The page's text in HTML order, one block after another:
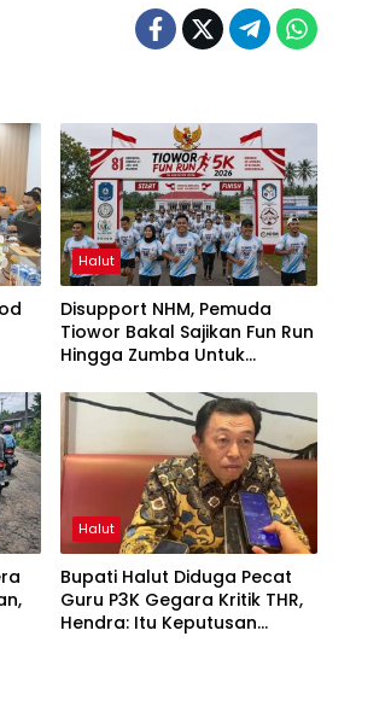
Halut
Disupport NHM, Pemuda
Tiowor Bakal Sajikan Fun Run
Hingga Zumba Untuk
Halut
Bupati Halut Diduga Pecat
Guru P3K Gegara Kritik THR,
Hendra: Itu Keputusan